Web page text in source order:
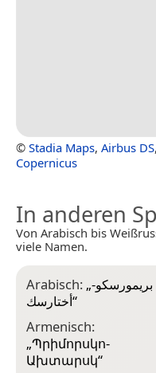
© Stadia Maps, Airbus DS,
Copernicus
In anderen
Von Arabisch bis
viele Namen.
Arabisch: „بريمورسكو-
أختارسك“
Armenisch:
„Պրիմորսկո-
Ախտարսկ“